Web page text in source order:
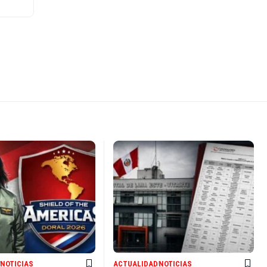
NOTICIAS ACTUALIDADNOTICIAS